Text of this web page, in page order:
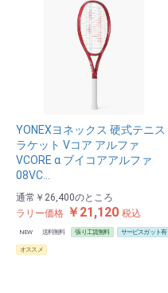
YONEXヨネックス 硬式テニス
ラケット Vコア アルファ
VCORE α ブイコアアルファ
08VC…
通常 ￥26,400のところ
ラリー価格 ￥21,120 税込
NEW 送料無料 張り工賃無料 サービスガット有
オススメ